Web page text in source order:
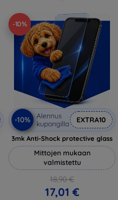
-10%
-10%
Alennus
kupongilla
EXTRA10
3mk Anti-Shock protective glass
Mittojen mukaan
valmistettu
18,90 €
17,01 €